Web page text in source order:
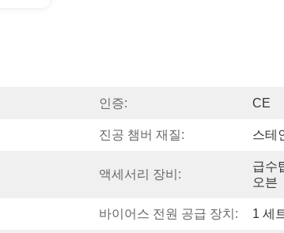
인증: CE
진공 챔버 재질: 스테
액세서리 장비:
급수
오븐
바이어스 전원 공급 장치: 1 세